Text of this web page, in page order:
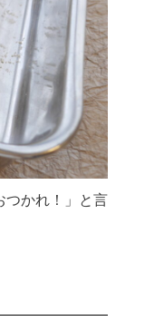
かれ！」と言